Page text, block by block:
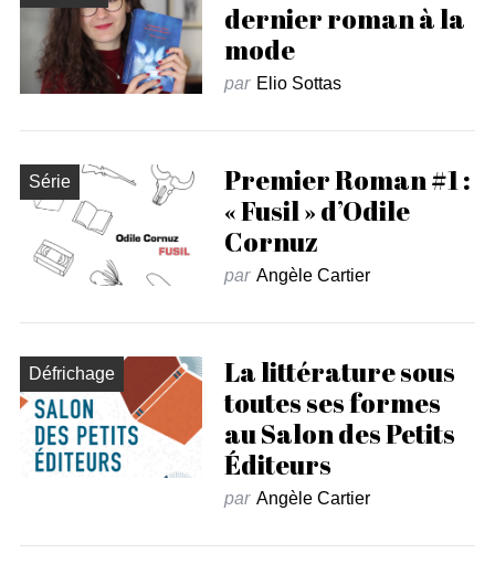
dernier roman à la
mode
par Elio Sottas
Série
Premier Roman #1 :
« Fusil » d’Odile
Cornuz
par Angèle Cartier
Défrichage
La littérature sous
toutes ses formes
au Salon des Petits
Éditeurs
par Angèle Cartier